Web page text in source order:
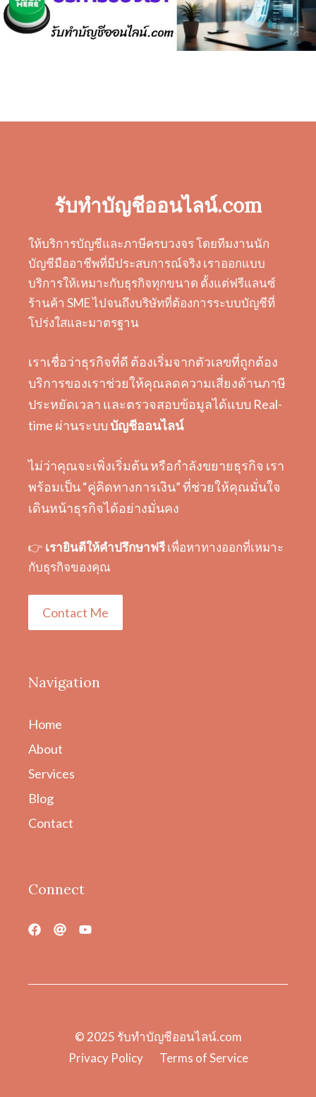
รับทำบัญชีออนไลน์.com
ให้บริการบัญชีและภาษีครบวงจร โดยทีมงานนัก
บัญชีมืออาชีพที่มีประสบการณ์จริง เราออกแบบ
บริการให้เหมาะกับธุรกิจทุกขนาด ตั้งแต่ฟรีแลนซ์
ร้านค้า SME ไปจนถึงบริษัทที่ต้องการระบบบัญชีที่
โปร่งใสและมาตรฐาน
เราเชื่อว่าธุรกิจที่ดี ต้องเริ่มจากตัวเลขที่ถูกต้อง
บริการของเราช่วยให้คุณลดความเสี่ยงด้านภาษี
ประหยัดเวลา และตรวจสอบข้อมูลได้แบบ Real-
time ผ่านระบบบัญชีออนไลน์
ไม่ว่าคุณจะเพิ่งเริ่มต้น หรือกำลังขยายธุรกิจ เรา
พร้อมเป็น “คู่คิดทางการเงิน” ที่ช่วยให้คุณมั่นใจ
เดินหน้าธุรกิจได้อย่างมั่นคง
👉 เรายินดีให้คำปรึกษาฟรีเพื่อหาทางออกที่เหมาะ
กับธุรกิจของคุณ
Contact Me
Navigation
Home
About
Services
Blog
Contact
Connect
© 2025 รับทําบัญชีออนไลน์.com
Privacy Policy
Terms of Service